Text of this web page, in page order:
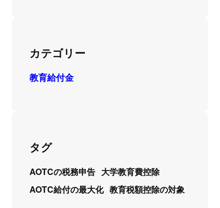
カテゴリー
教育給付金
タグ
AOTCの税務申告 大学教育費控除
AOTC給付の最大化 教育税額控除の対象